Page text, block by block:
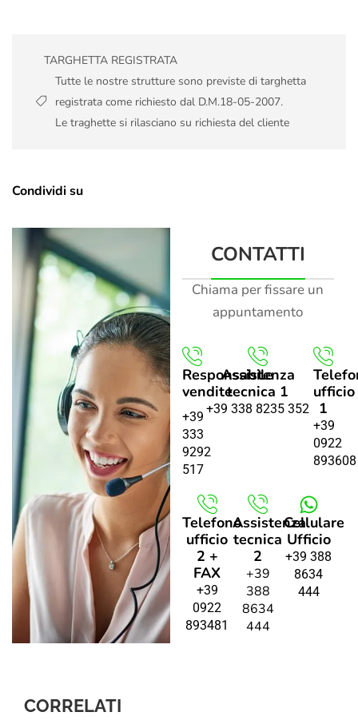
TARGHETTA REGISTRATA
Tutte le nostre strutture sono previste di targhetta
registrata come richiesto dal D.M.18-05-2007.
Le traghette si rilasciano su richiesta del cliente
Condividi su
CONTATTI
Chiama per fissare un
appuntamento
Responsabile
vendite
+39
333
9292
517
Assistenza
tecnica 1
+39 338 8235 352
ufficio
1
+39
0922
893608
Telefono
ufficio
2 +
FAX
+39
0922
893481
Assistenza
tecnica
2
+39
388
8634
444
Cellulare
Ufficio
+39 388
8634
444
CORRELATI